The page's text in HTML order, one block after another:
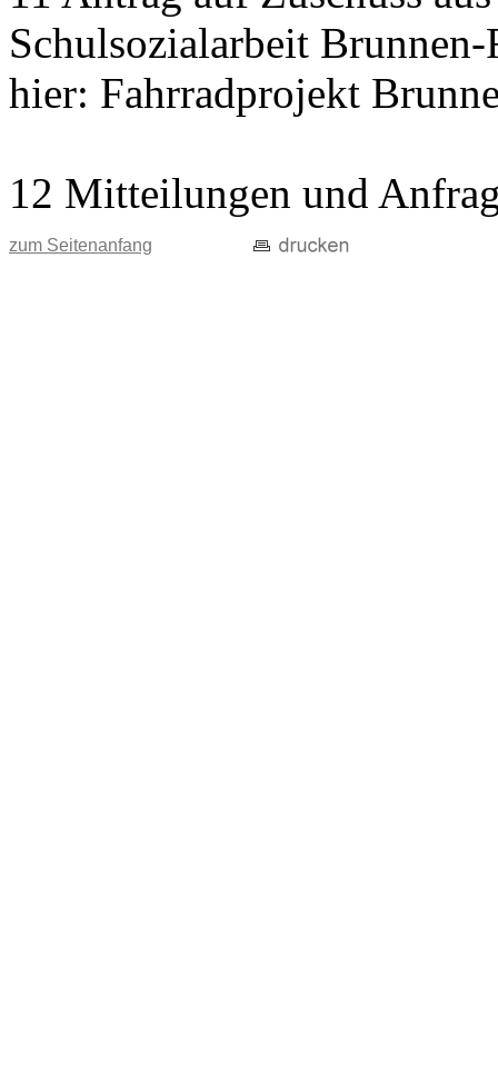
Schulsozialarbeit Brunnen-
hier: Fahrradprojekt
12 Mitteilungen und
zum Seitenanfang